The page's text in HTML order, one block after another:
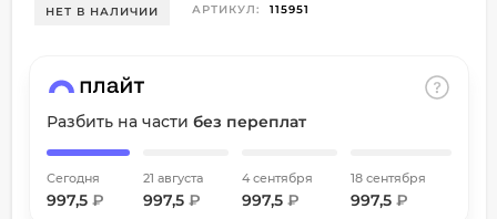
НЕТ В НАЛИЧИИ АРТИКУЛ: 115951
Разбить на части без переплат
Сегодня
997,5 ₽
21 августа
997,5 ₽
4 сентября
997,5 ₽
18 сентября
997,5₽
25
plait.ru